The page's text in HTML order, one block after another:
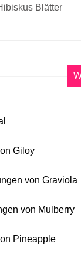
Blätter
Giloy
von Graviola
von Mulberry
Pineapple